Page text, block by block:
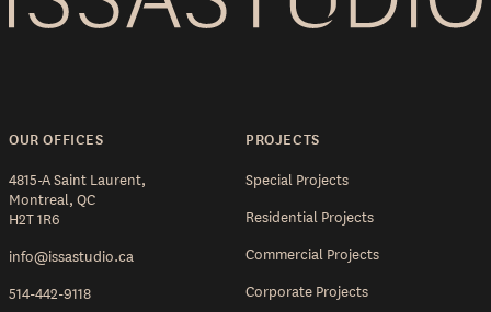
OUR OFFICES
4815-A Saint Laurent,
Montreal, QC
H2T 1R6
info@issastudio.ca
514-442-9118
PROJECTS
Special Projects
Residential Projects
Commercial Projects
Corporate Projects